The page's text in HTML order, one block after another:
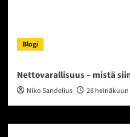
Blogi
Nettovarallisuus – mistä
Niko Sandelius 28 heinäkuun